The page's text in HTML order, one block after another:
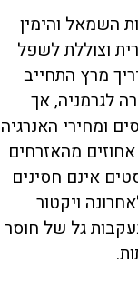
השמאל והימין
וצוללת לשפל
מרץ התחייב
לגרמניה, אך
ומחירי האנרגיה
המאמירים, והתוצאה היא שכיום רק 13 אחוזים מהאזרחים
אינם חסינים
ויקטור
גל של חוסר